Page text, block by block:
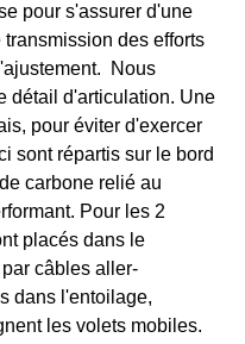
pour s'assurer d'une
des efforts
Nous
détail d'articulation. Une
pour éviter d'exercer
sont répartis sur le bord
carbone relié au
Pour les 2
placés dans le
câbles aller-
dans l'entoilage,
les volets mobiles.